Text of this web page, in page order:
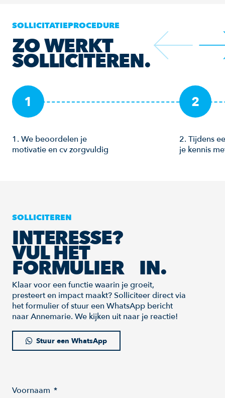
SOLLICITATIEPROCEDURE
ZO WERKT
SOLLICITEREN.
1
1. We beoordelen je
motivatie en cv zorgvuldig
2
2. Tijdens
je kennis
SOLLICITEREN
INTERESSE?
VUL HET
FORMULIER IN.
Klaar voor een functie waarin je groeit,
presteert en impact maakt? Solliciteer direct via
het formulier of stuur een WhatsApp bericht
naar Annemarie. We kijken uit naar je reactie!
Stuur een WhatsApp
Voornaam